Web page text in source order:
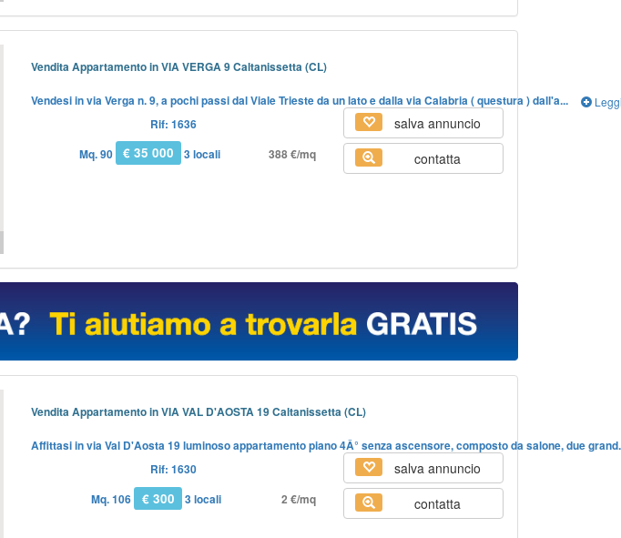
Vendita Appartamento in VIA VERGA 9 Caltanissetta (CL)
Vendesi in via Verga n. 9, a pochi passi dal Viale Trieste da un lato e dalla via Calabria ( questura ) dall'a...
Rif: 1636
Mq. 90
€ 35 000 3 locali 388 €/mq
salva annuncio
contatta
Vendita Appartamento in VIA VAL D'AOSTA 19 Caltanissetta (CL)
Affittasi in via Val D'Aosta 19 luminoso appartamento piano 4Â° senza ascensore, composto da salone, due
Rif: 1630
Mq. 106
€ 300 3 locali 2 €/mq
salva annuncio
contatta